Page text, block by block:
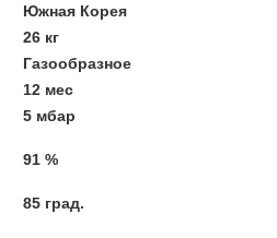
Южная Корея
26 кг
Газообразное
12 мес
5 мбар
91 %
85 град.